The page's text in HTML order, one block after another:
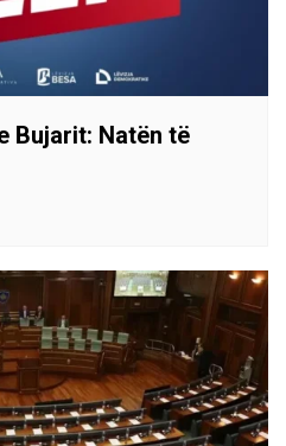
Bujarit: Natën të